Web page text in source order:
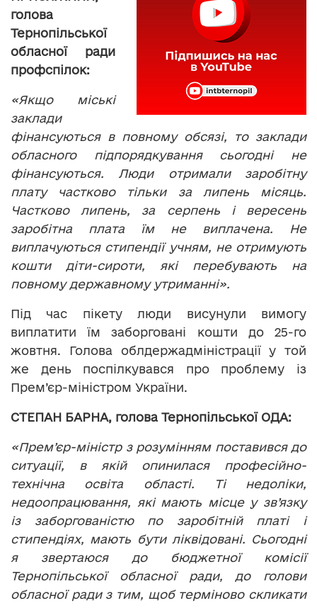
голова
Тернопільської
обласної ради
профспілок:
«Якщо міські
заклади
фінансуються в повному обсязі, то заклади
обласного підпорядкування сьогодні не
фінансуються. Люди отримали заробітну
плату частково тільки за липень місяць.
Частково липень, за серпень і вересень
заробітна плата їм не виплачена. Не
виплачуються стипендії учням, не отримують
кошти діти-сироти, які перебувають на
повному державному утриманні».
Під час пікету люди висунули вимогу
виплатити їм заборговані кошти до 25-го
жовтня. Голова облдержадміністрації у той
же день поспілкувався про проблему із
Прем’єр-міністром України.
СТЕПАН БАРНА, голова Тернопільської ОДА:
«Прем’єр-міністр з розумінням поставився до
ситуації, в якій опинилася професійно-
технічна освіта області. Ті недоліки,
недоопрацювання, які мають місце у зв’язку
із заборгованістю по заробітній платі і
стипендіях, мають бути ліквідовані. Сьогодні
я звертаюся до бюджетної комісії
Тернопільської обласної ради, до голови
обласної ради з тим, щоб терміново скликати